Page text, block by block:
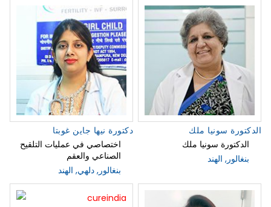
دكتورة نيها جاين غوبتا
اختصاصي في عمليات التلقيح
الصناعي والعقم
بنغالور, دلهي, الهند
الدكتورة سونيا ملك
الدكتورة سونيا ملك
بنغالور, الهند